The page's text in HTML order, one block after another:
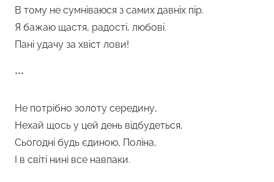
В тому не сумніваюся з самих давніх пір.
Я бажаю щастя, радості, любові.
Пані удачу за хвіст лови!
***
Не потрібно золоту середину,
Нехай щось у цей день відбудеться,
Сьогодні будь єдиною, Поліна,
І в світі нині все навпаки.